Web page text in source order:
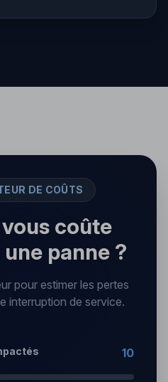
DE COÛTS
coûte
panne ?
pour estimer les pertes
interruption de service.
10